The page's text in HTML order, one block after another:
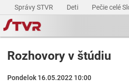
Správy STVR Deti Pečie celé
Rozhovory v štúdiu
Pondelok 16.05.2022 10:00